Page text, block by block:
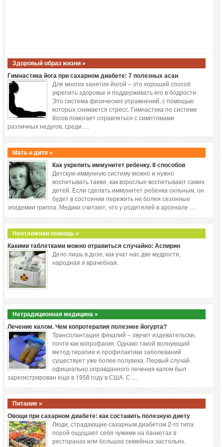
Здоровый образ жизни »
Гимнастика йога при сахарном диабете: 7 полезных асан
Для многих занятия йогой – это хороший способ
укрепить здоровье и поддерживать его в бодрости.
Это система физических упражнений, с помощью
которых снимается стресс. Гимнастика по системе
йогов помогает справляться с симптомами
различных недугов, среди …
Мать и дитя »
Как укрепить иммунитет ребенку. 8 способов
Детскую иммунную систему можно и нужно
воспитывать также, как взрослые воспитывают самих
детей. Если сделать иммунитет ребенка сильным, он
будет в состоянии пережить не болея сезонные
эпидемии гриппа. Медики считают, что у родителей в арсенале …
Неотложная помощь »
Какими таблетками можно отравиться случайно: Аспирин
Дело лишь в дозе, как учат нас две мудрости,
народная и врачебная.
Нетрадиционная медицина »
Лечение калом. Чем копротерапия полезнее йогурта?
Трансплантация фекалий – звучит издевательски,
почти как копрофагия. Однако такой волнующий
метод терапии и профилактики заболеваний
существует уже более полувека. Первый случай
официально оправданного лечения калом был
зарегистрирован еще в 1958 году в США. С …
Питание »
Овощи при сахарном диабете: как составить полезную диету
Люди, страдающие сахарным диабетом 2-го типа
порой ощущают себя чужими на банкетах в
ресторанах или больших семейных застольях.